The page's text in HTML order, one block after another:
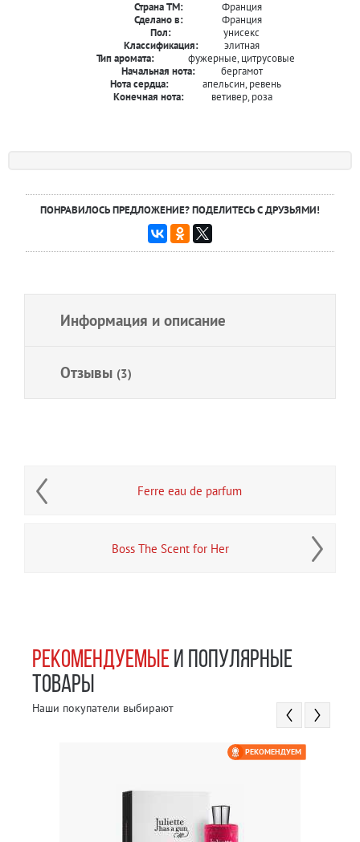
Страна ТМ:
Франция
Сделано в:
Франция
Пол:
унисекс
Классификация:
элитная
Тип аромата:
фужерные, цитрусовые
Начальная нота:
бергамот
Нота сердца:
апельсин, ревень
Конечная нота:
ветивер, роза
ПОНРАВИЛОСЬ ПРЕДЛОЖЕНИЕ? ПОДЕЛИТЕСЬ С ДРУЗЬЯМИ!
Информация и описание
Отзывы (3)
Ferre eau de parfum
Boss The Scent for Her
РЕКОМЕНДУЕМЫЕИ ПОПУЛЯРНЫЕ
ТОВАРЫ
Наши покупатели выбирают
РЕКОМЕНДУЕМ